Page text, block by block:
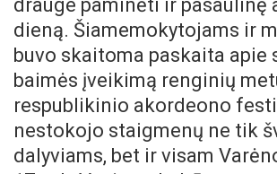
drauge paminėti ir pasaulinę
dieną. Šiamemokytojams ir
buvo skaitoma paskaita apie
baimės įveikimą renginių
respublikinio akordeono
nestokojo staigmenų ne tik
dalyviams, bet ir visam